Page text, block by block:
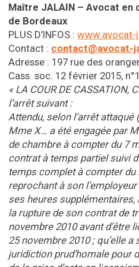
Maître JALAIN – Avocat en
de Bordeaux
PLUS D’INFOS : www.avocat-
Contact : contact@avocat-
Adresse : 197 rue des
Cass. soc. 12 février 2015,
« LA COUR DE CASSATION,
l’arrêt suivant :
Attendu, selon l’arrêt attaqué
Mme X… a été engagée par
de chambre à compter du 7
contrat à temps partiel suivi
temps complet à compter du
reprochant à son
ses heures supplémentaires,
la rupture de son contrat de
novembre 2010 avant d’être
25 novembre 2010 ; qu’elle
juridiction prud’homale pour